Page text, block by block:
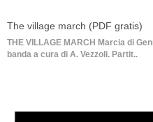
The village march (PDF gratis)
THE VILLAGE MARCH Marcia di
banda a cura di A. Vezzoli. Partit..